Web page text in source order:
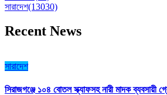
সারাদেশ(13030)
Recent News
সারাদেশ
সিরাজগঞ্জে ১০৪ বোতল স্ক্যাফসহ নারী মাদক ব্যবসায়ী